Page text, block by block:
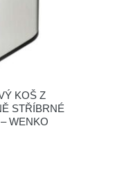
KOŠ Z
STŘÍBRNÉ
WENKO